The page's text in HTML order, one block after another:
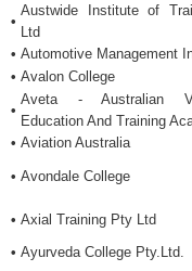
•
Austwide Institute of
Ltd
• Automotive Management
• Avalon College
•
Aveta - Australian
Education And Training
• Aviation Australia
• Avondale College
• Axial Training Pty Ltd
• Ayurveda College Pty.Ltd.